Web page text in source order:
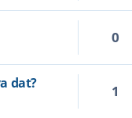
0
dat? 1